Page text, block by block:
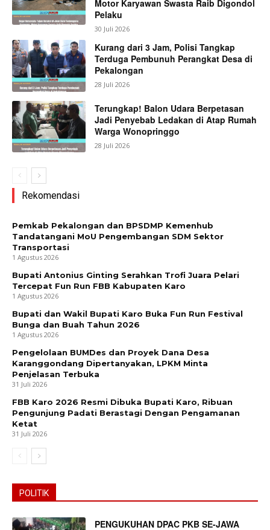
News Week
Magazine PRO
Motor Karyawan Swasta Raib Digondol
Pelaku
30 Juli 2026
Kurang dari 3 Jam, Polisi Tangkap
Terduga Pembunuh Perangkat Desa di
Pekalongan
28 Juli 2026
Terungkap! Balon Udara Berpetasan
Jadi Penyebab Ledakan di Atap Rumah
Warga Wonopringgo
28 Juli 2026
Rekomendasi
Pemkab Pekalongan dan BPSDMP Kemenhub
Tandatangani MoU Pengembangan SDM Sektor
Transportasi
1 Agustus 2026
Bupati Antonius Ginting Serahkan Trofi Juara Pelari
Tercepat Fun Run FBB Kabupaten Karo
1 Agustus 2026
Bupati dan Wakil Bupati Karo Buka Fun Run Festival
Bunga dan Buah Tahun 2026
1 Agustus 2026
Pengelolaan BUMDes dan Proyek Dana Desa
Karanggondang Dipertanyakan, LPKM Minta
Penjelasan Terbuka
31 Juli 2026
FBB Karo 2026 Resmi Dibuka Bupati Karo, Ribuan
Pengunjung Padati Berastagi Dengan Pengamanan
Ketat
31 Juli 2026
POLITIK
PENGUKUHAN DPAC PKB SE-JAWA